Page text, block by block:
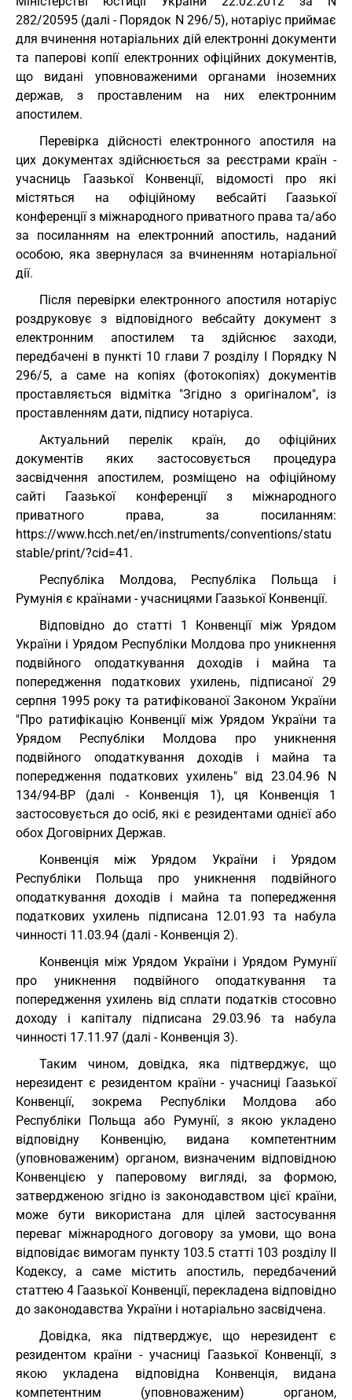
282/20595 (далі - Порядок N 296/5), нотаріус приймає
для вчинення нотаріальних дій електронні документи
та паперові копії електронних офіційних документів,
що видані уповноваженими органами іноземних
держав, з проставленим на них електронним
апостилем.
Перевірка дійсності електронного апостиля на
цих документах здійснюється за реєстрами країн -
учасниць Гаазької Конвенції, відомості про які
містяться на офіційному вебсайті Гаазької
конференції з міжнародного приватного права та/або
за посиланням на електронний апостиль, наданий
особою, яка звернулася за вчиненням нотаріальної
дії.
Після перевірки електронного апостиля нотаріус
роздруковує з відповідного вебсайту документ з
електронним апостилем та здійснює заходи,
передбачені в пункті 10 глави 7 розділу I Порядку N
296/5, а саме на копіях (фотокопіях) документів
проставляється відмітка "Згідно з оригіналом", із
проставленням дати, підпису нотаріуса.
Актуальний перелік країн, до офіційних
документів яких застосовується процедура
засвідчення апостилем, розміщено на офіційному
сайті Гаазької конференції з міжнародного
приватного права, за посиланням:
https://www.hcch.net/en/instruments/conventions/statu
stable/print/?cid=41.
Республіка Молдова, Республіка Польща і
Румунія є країнами - учасницями Гаазької Конвенції.
Відповідно до статті 1 Конвенції між Урядом
України і Урядом Республіки Молдова про уникнення
подвійного оподаткування доходів і майна та
попередження податкових ухилень, підписаної 29
серпня 1995 року та ратифікованої Законом України
"Про ратифікацію Конвенції між Урядом України та
Урядом Республіки Молдова про уникнення
подвійного оподаткування доходів і майна та
попередження податкових ухилень" від 23.04.96 N
134/94-ВР (далі - Конвенція 1), ця Конвенція 1
застосовується до осіб, які є резидентами однієї або
обох Договірних Держав.
Конвенція між Урядом України і Урядом
Республіки Польща про уникнення подвійного
оподаткування доходів і майна та попередження
податкових ухилень підписана 12.01.93 та набула
чинності 11.03.94 (далі - Конвенція 2).
Конвенція між Урядом України і Урядом Румунії
про уникнення подвійного оподаткування та
попередження ухилень від сплати податків стосовно
доходу і капіталу підписана 29.03.96 та набула
чинності 17.11.97 (далі - Конвенція 3).
Таким чином, довідка, яка підтверджує, що
нерезидент є резидентом країни - учасниці Гаазької
Конвенції, зокрема Республіки Молдова або
Республіки Польща або Румунії, з якою укладено
відповідну Конвенцію, видана компетентним
(уповноваженим) органом, визначеним відповідною
Конвенцією у паперовому вигляді, за формою,
затвердженою згідно із законодавством цієї країни,
може бути використана для цілей застосування
переваг міжнародного договору за умови, що вона
відповідає вимогам пункту 103.5 статті 103 розділу II
Кодексу, а саме містить апостиль, передбачений
статтею 4 Гаазької Конвенції, перекладена відповідно
до законодавства України і нотаріально засвідчена.
Довідка, яка підтверджує, що нерезидент є
резидентом країни - учасниці Гаазької Конвенції, з
якою укладена відповідна Конвенція, видана
компетентним (уповноваженим) органом,